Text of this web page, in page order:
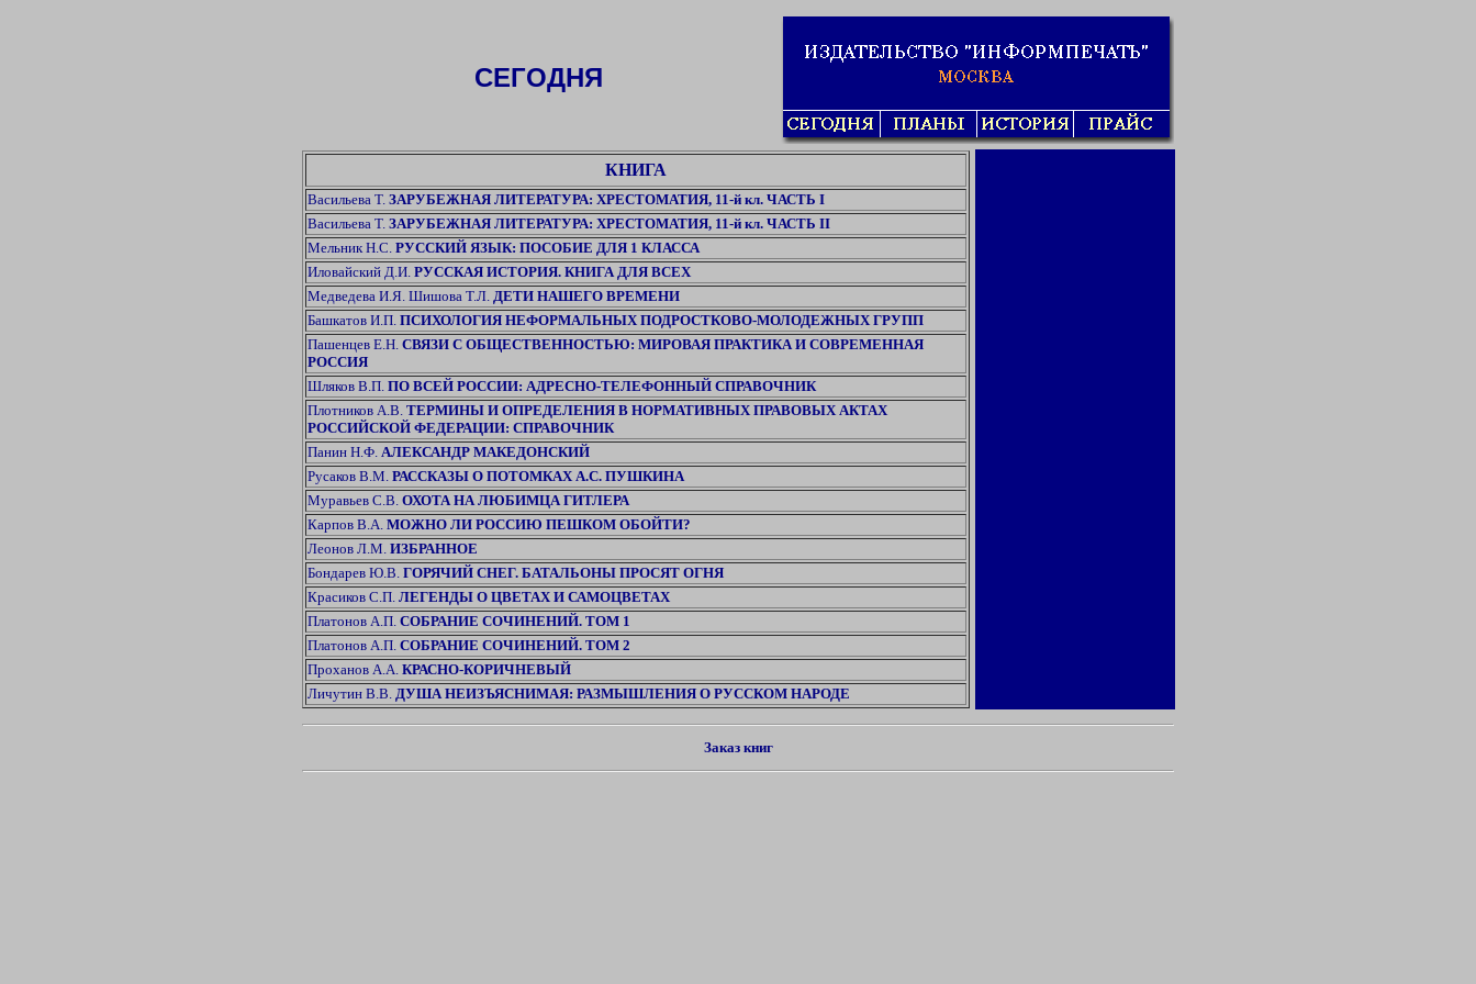
СЕГОДНЯ
КНИГА
Васильева Т. ЗАРУБЕЖНАЯ ЛИТЕРАТУРА: ХРЕСТОМАТИЯ, 11-й кл. ЧАСТЬ I
Васильева Т. ЗАРУБЕЖНАЯ ЛИТЕРАТУРА: ХРЕСТОМАТИЯ, 11-й кл. ЧАСТЬ II
Мельник Н.С. РУССКИЙ ЯЗЫК: ПОСОБИЕ ДЛЯ 1 КЛАССА
Иловайский Д.И. РУССКАЯ ИСТОРИЯ. КНИГА ДЛЯ ВСЕХ
Медведева И.Я. Шишова Т.Л. ДЕТИ НАШЕГО ВРЕМЕНИ
Башкатов И.П. ПСИХОЛОГИЯ НЕФОРМАЛЬНЫХ ПОДРОСТКОВО-МОЛОДЕЖНЫХ ГРУПП
Пашенцев Е.Н. СВЯЗИ С ОБЩЕСТВЕННОСТЬЮ: МИРОВАЯ ПРАКТИКА И СОВРЕМЕННАЯ
РОССИЯ
Шляков В.П. ПО ВСЕЙ РОССИИ: АДРЕСНО-ТЕЛЕФОННЫЙ СПРАВОЧНИК
Плотников А.В. ТЕРМИНЫ И ОПРЕДЕЛЕНИЯ В НОРМАТИВНЫХ ПРАВОВЫХ АКТАХ
РОССИЙСКОЙ ФЕДЕРАЦИИ: СПРАВОЧНИК
Панин Н.Ф. АЛЕКСАНДР МАКЕДОНСКИЙ
Русаков В.М. РАССКАЗЫ О ПОТОМКАХ А.С. ПУШКИНА
Муравьев С.В. ОХОТА НА ЛЮБИМЦА ГИТЛЕРА
Карпов В.А. МОЖНО ЛИ РОССИЮ ПЕШКОМ ОБОЙТИ?
Леонов Л.М. ИЗБРАННОЕ
Бондарев Ю.В. ГОРЯЧИЙ СНЕГ. БАТАЛЬОНЫ ПРОСЯТ ОГНЯ
Красиков С.П. ЛЕГЕНДЫ О ЦВЕТАХ И САМОЦВЕТАХ
Платонов А.П. СОБРАНИЕ СОЧИНЕНИЙ. ТОМ 1
Платонов А.П. СОБРАНИЕ СОЧИНЕНИЙ. ТОМ 2
Проханов А.А. КРАСНО-КОРИЧНЕВЫЙ
Личутин В.В. ДУША НЕИЗЪЯСНИМАЯ: РАЗМЫШЛЕНИЯ О РУССКОМ НАРОДЕ
Заказ книг